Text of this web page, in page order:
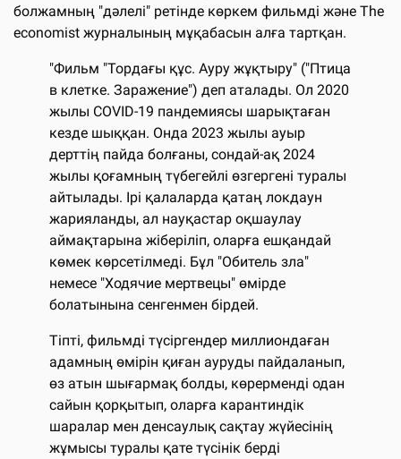
болжамның "дәлелі" ретінде көркем фильмді және The
economist журналының мұқабасын алға тартқан.
"Фильм "Тордағы құс. Ауру жұқтыру" ("Птица
в клетке. Заражение") деп аталады. Ол 2020
жылы COVID-19 пандемиясы шарықтаған
кезде шыққан. Онда 2023 жылы ауыр
дерттің пайда болғаны, сондай-ақ 2024
жылы қоғамның түбегейлі өзгергені туралы
айтылады. Ірі қалаларда қатаң локдаун
жарияланды, ал науқастар оқшаулау
аймақтарына жіберіліп, оларға ешқандай
көмек көрсетілмеді. Бұл "Обитель зла"
немесе "Ходячие мертвецы" өмірде
болатынына сенгенмен бірдей.
Тіпті, фильмді түсіргендер миллиондаған
адамның өмірін қиған ауруды пайдаланып,
өз атын шығармақ болды, көрерменді одан
сайын қорқытып, оларға карантиндік
шаралар мен денсаулық сақтау жүйесінің
жұмысы туралы қате түсінік берді